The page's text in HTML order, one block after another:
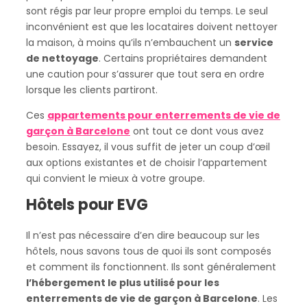
sont régis par leur propre emploi du temps. Le seul
inconvénient est que les locataires doivent nettoyer
la maison, à moins qu’ils n’embauchent un service
de nettoyage. Certains propriétaires demandent
une caution pour s’assurer que tout sera en ordre
lorsque les clients partiront.
Ces appartements pour enterrements de vie de
garçon à Barcelone ont tout ce dont vous avez
besoin. Essayez, il vous suffit de jeter un coup d’œil
aux options existantes et de choisir l’appartement
qui convient le mieux à votre groupe.
Hôtels pour EVG
Il n’est pas nécessaire d’en dire beaucoup sur les
hôtels, nous savons tous de quoi ils sont composés
et comment ils fonctionnent. Ils sont généralement
l’hébergement le plus utilisé pour les
enterrements de vie de garçon à Barcelone. Les